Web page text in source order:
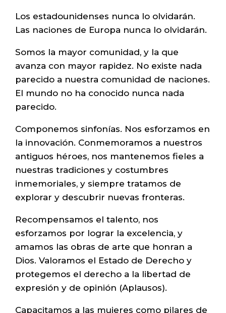
Los estadounidenses nunca lo olvidarán.
Las naciones de Europa nunca lo olvidarán.
Somos la mayor comunidad, y la que
avanza con mayor rapidez. No existe nada
parecido a nuestra comunidad de naciones.
El mundo no ha conocido nunca nada
parecido.
Componemos sinfonías. Nos esforzamos en
la innovación. Conmemoramos a nuestros
antiguos héroes, nos mantenemos fieles a
nuestras tradiciones y costumbres
inmemoriales, y siempre tratamos de
explorar y descubrir nuevas fronteras.
Recompensamos el talento, nos
esforzamos por lograr la excelencia, y
amamos las obras de arte que honran a
Dios. Valoramos el Estado de Derecho y
protegemos el derecho a la libertad de
expresión y de opinión (Aplausos).
Capacitamos a las mujeres como pilares de